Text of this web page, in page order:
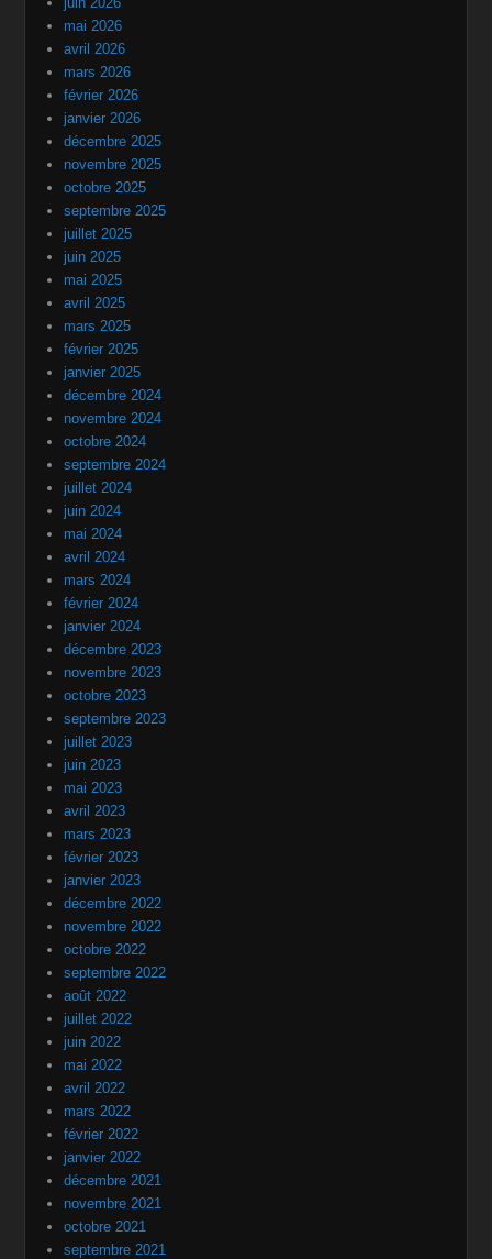
mai 2026
avril 2026
mars 2026
février 2026
janvier 2026
décembre 2025
novembre 2025
octobre 2025
septembre 2025
juillet 2025
juin 2025
mai 2025
avril 2025
mars 2025
février 2025
janvier 2025
décembre 2024
novembre 2024
octobre 2024
septembre 2024
juillet 2024
juin 2024
mai 2024
avril 2024
mars 2024
février 2024
janvier 2024
décembre 2023
novembre 2023
octobre 2023
septembre 2023
juillet 2023
juin 2023
mai 2023
avril 2023
mars 2023
février 2023
janvier 2023
décembre 2022
novembre 2022
octobre 2022
septembre 2022
août 2022
juillet 2022
juin 2022
mai 2022
avril 2022
mars 2022
février 2022
janvier 2022
décembre 2021
novembre 2021
octobre 2021
septembre 2021